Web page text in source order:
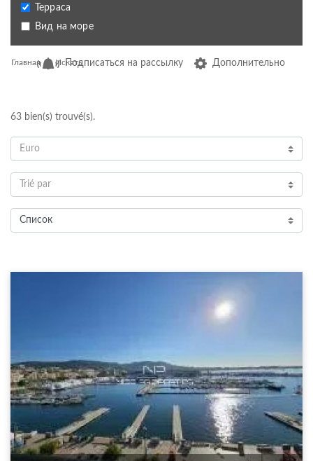
Терраса
Вид на море
Подписаться на рассылку Дополнительно
Главная Искать
63 bien(s) trouvé(s).
Euro
Trié par
Список